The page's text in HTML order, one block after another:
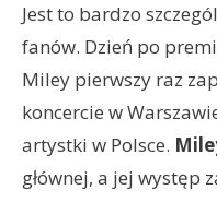
Jest to bardzo
fanów. Dzień po
Miley pierwszy raz
koncercie w
artystki w Polsce.
głównej, a jej występ